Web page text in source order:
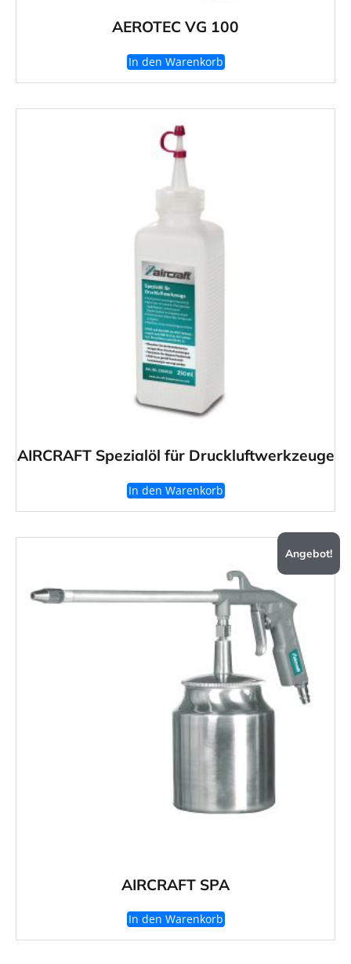
AEROTEC VG 100
In den Warenkorb
AIRCRAFT Spezialöl für Druckluftwerkzeuge
In den Warenkorb
Angebot!
AIRCRAFT SPA
In den Warenkorb